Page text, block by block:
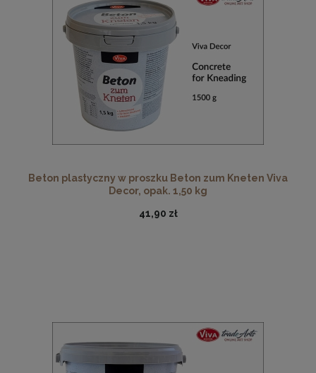
Beton plastyczny w proszku Beton zum Kneten Viva
Decor, opak. 1,50 kg
41,90 zł